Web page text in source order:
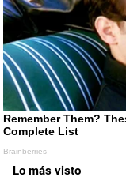
Lo más visto